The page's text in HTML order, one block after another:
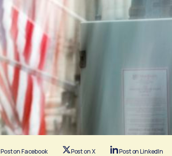
Post on Facebook Post on X Post on LinkedIn